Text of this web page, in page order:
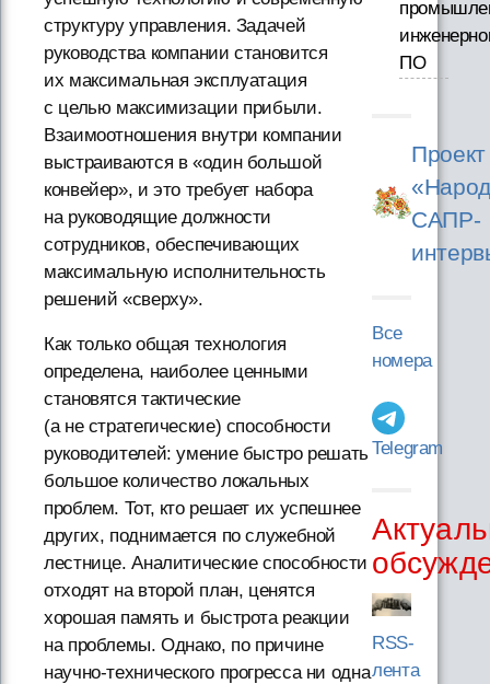
структуру управления. Задачей
руководства компании становится
их максимальная эксплуатация
с целью максимизации прибыли.
Взаимоотношения внутри компании
выстраиваются в «один большой
конвейер», и это требует набора
на руководящие должности
сотрудников, обеспечивающих
максимальную исполнительность
решений «сверху».
Как только общая технология
определена, наиболее ценными
становятся тактические
(а не стратегические) способности
руководителей: умение быстро решать
большое количество локальных
проблем. Тот, кто решает их успешнее
других, поднимается по служебной
лестнице. Аналитические способности
отходят на второй план, ценятся
хорошая память и быстрота реакции
на проблемы. Однако, по причине
научно-технического прогресса ни одна
ПО
Проект
САПР-
Все
номера
Telegram
RSS-
лента